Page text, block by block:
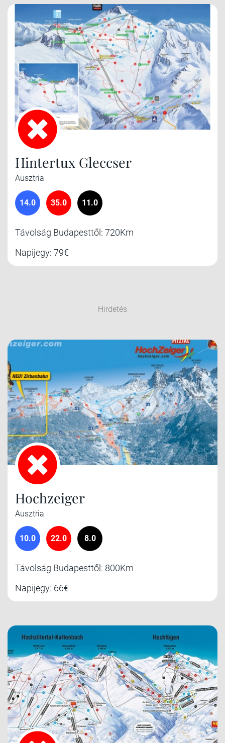
Hintertux Gleccser
Ausztria
14.0 35.0 11.0
Távolság Budapesttől: 720Km
Napijegy: 79€
Hirdetés
Hochzeiger
Ausztria
10.0 22.0 8.0
Távolság Budapesttől: 800Km
Napijegy: 66€